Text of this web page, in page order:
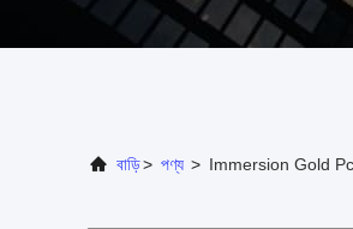
বাড়ি> পণ্য > Immersion Gold